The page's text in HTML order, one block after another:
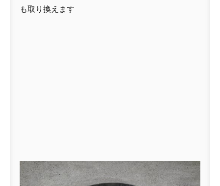
も取り換えます